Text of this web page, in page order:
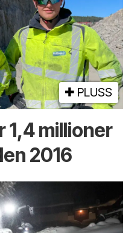
PLUSS
1,4 millioner
2016